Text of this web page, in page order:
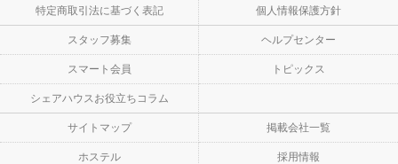
特定商取引法に基づく表記 個人情報保護方針
スタッフ募集 ヘルプセンター
スマート会員 トピックス
シェアハウスお役立ちコラム
サイトマップ 掲載会社一覧
ホステル 採用情報